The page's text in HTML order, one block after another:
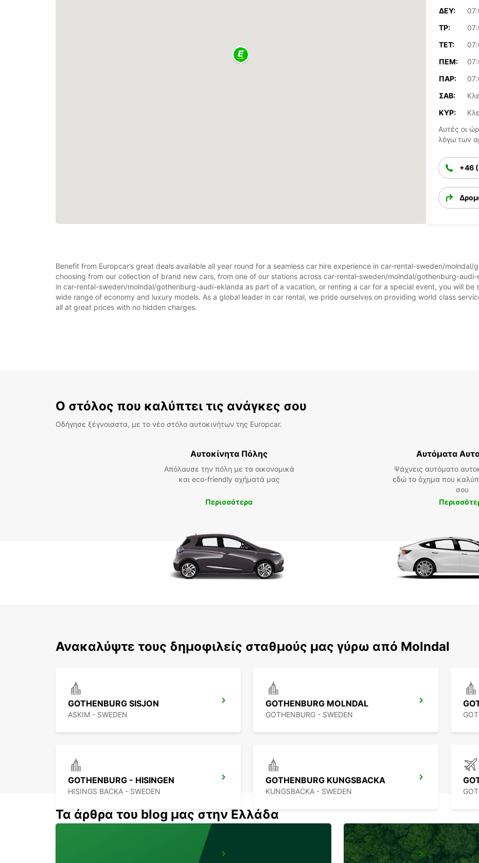
ΔΕΥ:
ΤΡ:
ΤΕΤ:
ΠΈΜ:
ΠΑΡ:
ΣΆΒ:
ΚΥΡ:
Αυτές οι
λόγω των
+46
Benefit from Europcar’s great deals available all year round for a seamless car hire experience in car-rental-sweden/
choosing from our collection of brand new cars, from one of our stations across car-rental-sweden/molndal/gothenburg-
in car-rental-sweden/molndal/gothenburg-audi-eklanda as part of a vacation, or renting a car for a special event, you will be
wide range of economy and luxury models. As a global leader in car rental, we pride ourselves on providing world class
all at great prices with no hidden charges.
Ο στόλος που καλύπτει τις ανάγκες σου
Οδήγησε ξέγνοιαστα, με το νέο στόλο αυτοκινήτων της Europcar.
Αυτοκίνητα Πόλης
Απόλαυσε την πόλη με τα οικονομικά
και eco-friendly οχήματά μας
Περισσότερα
Αυτόματα
Ψάχνεις αυτόματο
εδώ το όχημα που
σου
Ανακαλύψτε τους δημοφιλείς σταθμούς μας γύρω από Molndal
GOTHENBURG SISJON
ASKIM - SWEDEN
GOTHENBURG MOLNDAL
GOTHENBURG - SWEDEN
GOTHENBURG - HISINGEN
HISINGS BACKA - SWEDEN
GOTHENBURG KUNGSBACKA
KUNGSBACKA - SWEDEN
Τα άρθρα του blog μας στην Ελλάδα